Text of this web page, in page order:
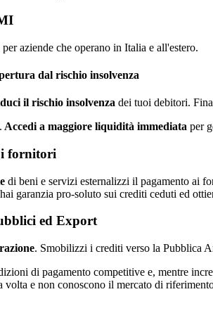
aziende che operano in Italia e all'estero.
dal rischio insolvenza
il rischio insolvenza dei tuoi debitori.
. Accedi a maggiore liquidità immediata per
fornitori
di beni e servizi esternalizzi il pagamento ai
hai garanzia pro-soluto sui crediti ceduti ed
ed Export
. Smobilizzi i crediti verso la Pubblica
di pagamento competitive e, mentre
volta e non conoscono il mercato di